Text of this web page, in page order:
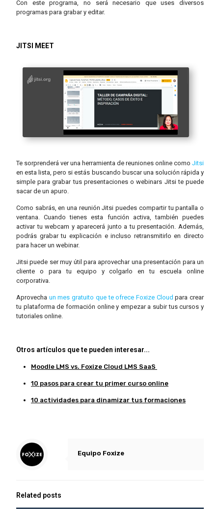
Con este programa, no será necesario que uses diversos
programas para grabar y editar.
JITSI MEET
Te sorprenderá ver una herramienta de reuniones online como Jitsi
en esta lista, pero si estás buscando buscar una solución rápida y
simple para grabar tus presentaciones o webinars Jitsi te puede
sacar de un apuro.
Como sabrás, en una reunión Jitsi puedes compartir tu pantalla o
ventana. Cuando tienes esta función activa, también puedes
activar tu webcam y aparecerá junto a tu presentación. Además,
podrás grabar tu explicación e incluso retransmitirlo en directo
para hacer un webinar.
Jitsi puede ser muy útil para aprovechar una presentación para un
cliente o para tu equipo y colgarlo en tu escuela online
corporativa.
Aprovecha un mes gratuito que te ofrece Foxize Cloud para crear
tu plataforma de formación online y empezar a subir tus cursos y
tutoriales online.
Otros artículos que te pueden interesar...
Moodle LMS vs. Foxize Cloud LMS SaaS
10 pasos para crear tu primer curso online
10 actividades para dinamizar tus formaciones
Equipo Foxize
Related posts